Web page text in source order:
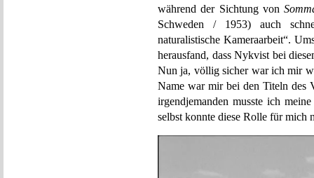
während der Sichtung von
Schweden / 1953) auch
naturalistische Kameraarbeit“.
herausfand, dass Nykvist bei
Nun ja, völlig sicher war ich mir
Name war mir bei den Titeln des
irgendjemanden musste ich
selbst konnte diese Rolle für mich